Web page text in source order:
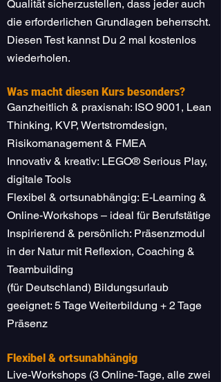
Qualität sicherzustellen, dass jeder auch
die erforderlichen Grundlagen beherrscht.
Diesen Test kannst Du 2 mal kostenlos
wiederholen.
Was macht diesen Kurs besonders?
Ganzheitlich & praxisnah: ISO 9001, Lean
Thinking, KVP, Wertstromdesign,
Risikomanagement & FMEA
Innovativ & kreativ: LEGO® Serious Play,
digitale Tools
Flexibel & ortsunabhängig: E-Learning &
Online-Workshops – ideal für Berufstätige
Inspirierend & persönlich: Präsenzmodul
in der Natur mit Reflexion, Coaching &
Teambuilding
(für Deutschland) Bildungsurlaub
geeignet: 5 Tage Weiterbildung + 2 Tage
Präsenz
Flexibel & ortsunabhängig
Live-Workshops (3 Online-Tage, alle zwei